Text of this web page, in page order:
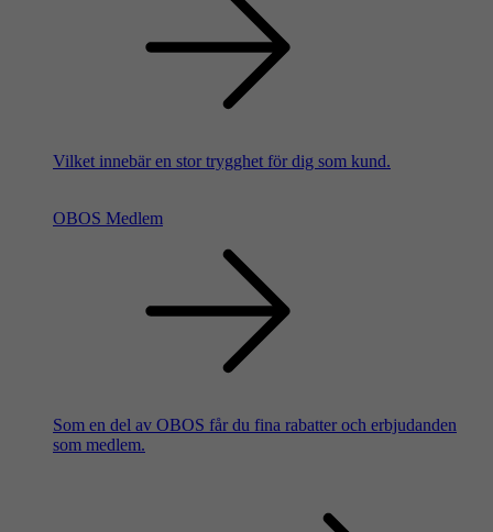
Vilket innebär en stor trygghet för dig som kund.
OBOS Medlem
Som en del av OBOS får du fina rabatter och erbjudanden
som medlem.